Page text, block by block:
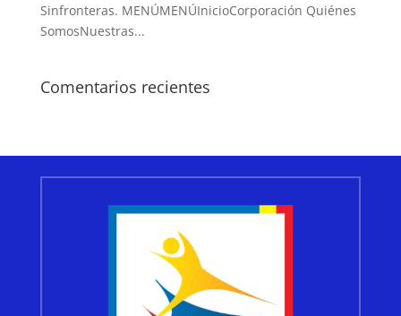
Sinfronteras. MENÚMENÚInicioCorporación Quiénes
SomosNuestras...
Comentarios recientes